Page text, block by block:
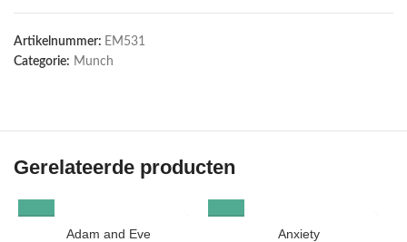
Artikelnummer: EM531
Categorie: Munch
Gerelateerde producten
Adam and Eve Anxiety